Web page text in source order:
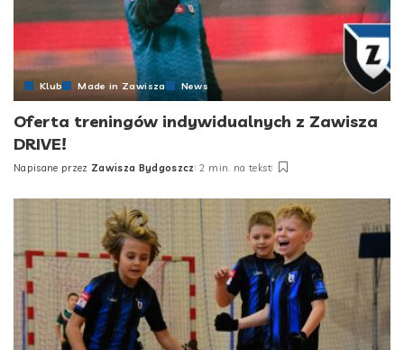
Klub Made in Zawisza News
Oferta treningów indywidualnych z Zawisza
DRIVE!
Posted
Napisane przez Zawisza Bydgoszcz 2 min. na tekst